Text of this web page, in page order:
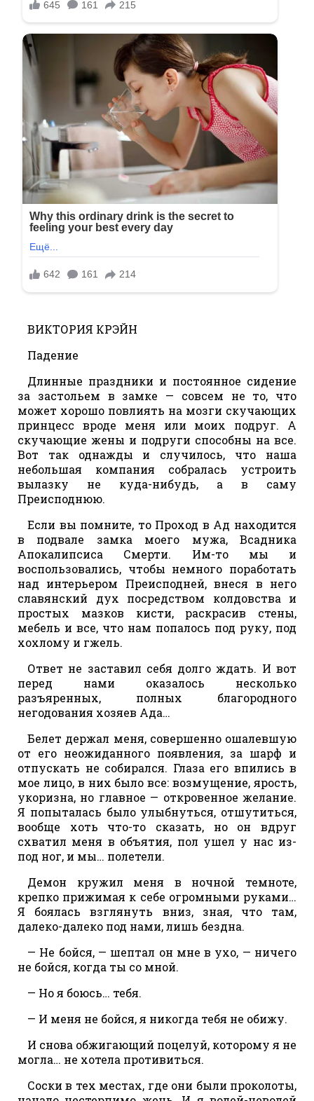
ВИКТОРИЯ КРЭЙН
Падение
Длинные праздники и постоянное сидение
за застольем в замке — совсем не то, что
может хорошо повлиять на мозги скучающих
принцесс вроде меня или моих подруг. А
скучающие жены и подруги способны на все.
Вот так однажды и случилось, что наша
небольшая компания собралась устроить
вылазку не куда-нибудь, а в саму
Преисподнюю.
Если вы помните, то Проход в Ад находится
в подвале замка моего мужа, Всадника
Апокалипсиса Смерти. Им-то мы и
воспользовались, чтобы немного поработать
над интерьером Преисподней, внеся в него
славянский дух посредством колдовства и
простых мазков кисти, раскрасив стены,
мебель и все, что нам попалось под руку, под
хохлому и гжель.
Ответ не заставил себя долго ждать. И вот
перед нами оказалось несколько
разъяренных, полных благородного
негодования хозяев Ада…
Белет держал меня, совершенно ошалевшую
от его неожиданного появления, за шарф и
отпускать не собирался. Глаза его впились в
мое лицо, в них было все: возмущение, ярость,
укоризна, но главное — откровенное желание.
Я попыталась было улыбнуться, отшутиться,
вообще хоть что-то сказать, но он вдруг
схватил меня в объятия, пол ушел у нас из-
под ног, и мы… полетели.
Демон кружил меня в ночной темноте,
крепко прижимая к себе огромными руками…
Я боялась взглянуть вниз, зная, что там,
далеко-далеко под нами, лишь бездна.
— Не бойся, — шептал он мне в ухо, — ничего
не бойся, когда ты со мной.
— Но я боюсь… тебя.
— И меня не бойся, я никогда тебя не обижу.
И снова обжигающий поцелуй, которому я не
могла… не хотела противиться.
Соски в тех местах, где они были проколоты,